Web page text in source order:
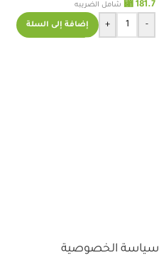
⃁ 181.7 شامل الضريبه
-
+ إضافة إلى السلة
سياسة الخصوصية